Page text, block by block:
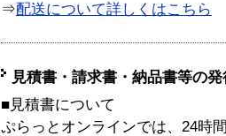
⇒配送について詳しくはこちら
見積書・請求書・納品書等の
■見積書について
ぷらっとオンラインでは、24時